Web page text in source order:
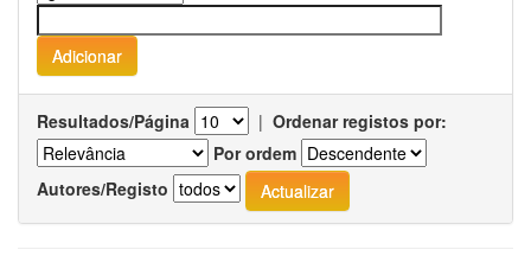
Resultados/Página | Ordenar registos por:
Por ordem
Autores/Registo